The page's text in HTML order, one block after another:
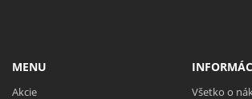
MENU
Akcie Všetko o